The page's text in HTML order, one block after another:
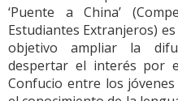
‘Puente a China’
Estudiantes Extranjeros)
objetivo ampliar la
despertar el interés por
Confucio entre los